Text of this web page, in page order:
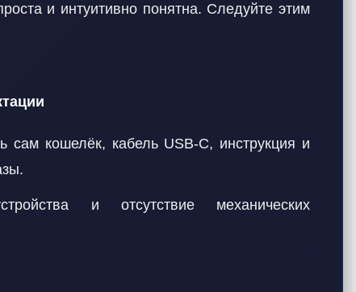
и интуитивно понятна. Следуйте этим
сам кошелёк, кабель USB-C, инструкция и
и отсутствие механических